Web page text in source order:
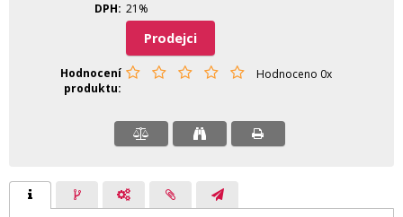
DPH 21%
Prodejci
Hodnocení
produktu
Hodnoceno 0x